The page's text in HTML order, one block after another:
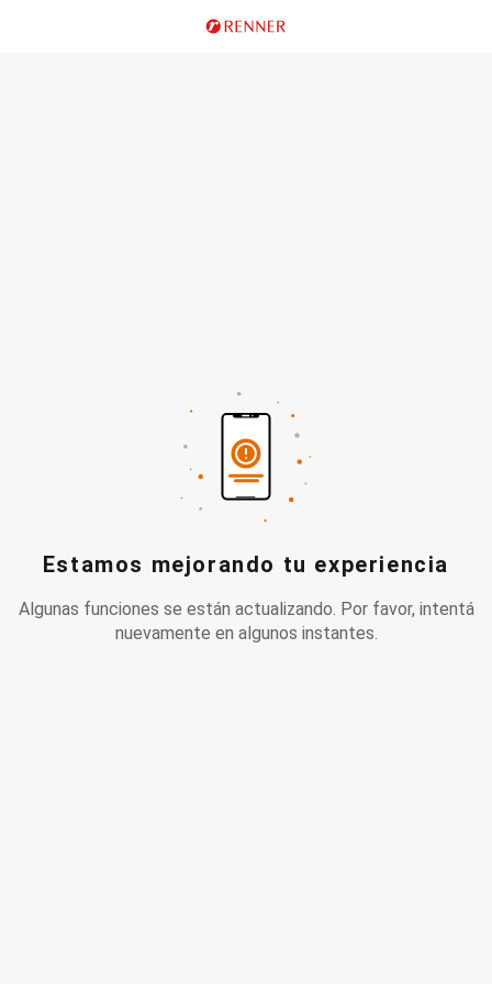
Estamos mejorando tu experiencia
Algunas funciones se están actualizando. Por favor, intentá
nuevamente en algunos instantes.